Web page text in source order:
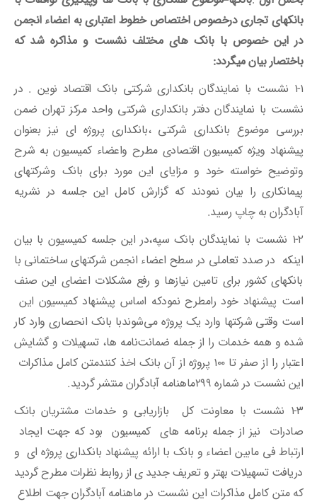
بانکهای تجاری درخصوص اختصاص خطوط اعتباری به اعضاء انجمن
در این خصوص با بانک های مختلف نشست و مذاکره شد که
باختصار بیان میگردد:
۱-۱ نشست با نمایندگان بانکداری شرکتی بانک اقتصاد نوین . در
نشست با نمایندگان دفتر بانکداری شرکتی واحد مرکز تهران ضمن
بررسی موضوع بانکداری شرکتی ،بانکداری پروژه ای نیز بعنوان
پیشنهاد ویژه کمیسیون اقتصادی مطرح واعضاء کمیسیون به شرح
وتوضیح خواسته خود و مزایای این مورد برای بانک وشرکتهای
پیمانکاری را بیان نمودند که گزارش کامل این جلسه در نشریه
آبادگران به چاپ رسید.
۱-۲ نشست با نمایندگان بانک سپه،در این جلسه کمیسیون با بیان
اینکه در صدد تعاملی در سطح اعضاء انجمن شرکتهای ساختمانی با
بانکهای کشور برای تامین نیازها و رفع مشکلات اعضای این صنف
است پیشنهاد خود رامطرح نمودکه اساس پیشنهاد کمیسیون این
است وقتی شرکتها وارد یک پروژه می‌شوندبا بانک انحصاری وارد کار
شده و همه خدمات را از جمله ضمانت‌نامه ها، تسهیلات و گشایش
اعتبار را از صفر تا ۱۰۰ پروژه از آن بانک اخذ کنندمتن کامل مذاکرات
این نشست در شماره 299ماهنامه آبادگران منتشر گردید.
۱-۳ نشست با معاونت کل بازاریابی و خدمات مشتریان بانک
صادرات نیز از جمله برنامه های کمیسیون بود که جهت ایجاد
ارتباط فی مابین اعضاء و بانک با ارائه پیشنهاد بانکداری پروژه ای و
دریافت تسهیلات بهتر و تعریف جدید ی از روابط نظرات مطرح گردید
که متن کامل مذاکرات این نشست در ماهنامه آبادگران جهت اطلاع